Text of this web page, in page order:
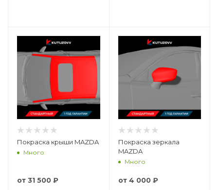
Покраска крыши MAZDA
Много
от 31 500 ₽
Покраска зеркала
MAZDA
Много
от 4 000 ₽